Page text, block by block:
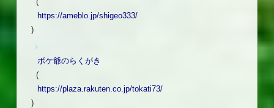
https://ameblo.jp/shigeo333/
)
ボケ爺のらくがき
(
https://plaza.rakuten.co.jp/tokati73/
)